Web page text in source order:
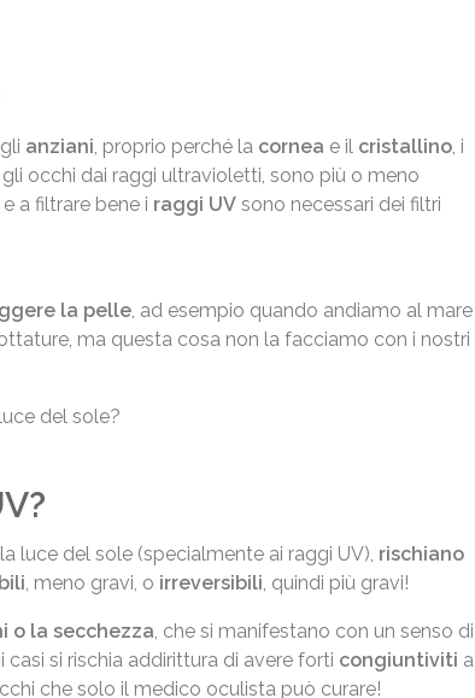
anziani, proprio perché la cornea e il cristallino, i
occhi dai raggi ultravioletti, sono più o meno
a filtrare bene i raggi UV sono necessari dei filtri
la pelle, ad esempio quando andiamo al mare
ma questa cosa non la facciamo con i nostri
del sole?
luce del sole (specialmente ai raggi UV), rischiano
, meno gravi, o irreversibili, quindi più gravi!
o la secchezza, che si manifestano con un senso di
casi si rischia addirittura di avere forti congiuntiviti a
che solo il medico oculista può curare!